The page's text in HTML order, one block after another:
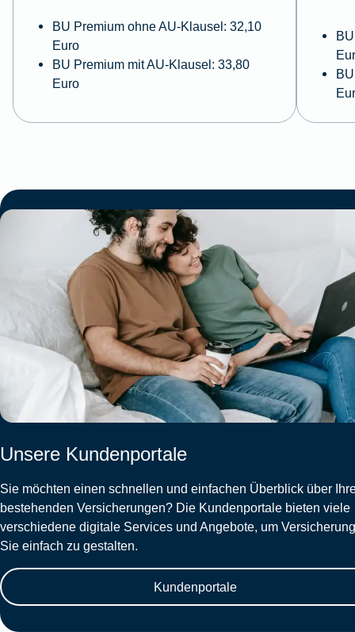
BU Premium ohne AU-Klausel: 32,10
Euro
BU Premium mit AU-Klausel: 33,80
Euro
Unsere Kundenportale
Sie möchten einen schnellen und einfachen Überblick über
bestehenden Versicherungen? Die Kundenportale bieten viele
verschiedene digitale Services und Angebote, um
Sie einfach zu gestalten.
Kundenportale